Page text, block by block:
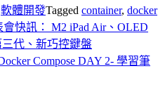
軟體開發Tagged container, docker
快訊： M2 iPad Air、OLED
三代、新巧控鍵盤
Compose DAY 2- 學習筆